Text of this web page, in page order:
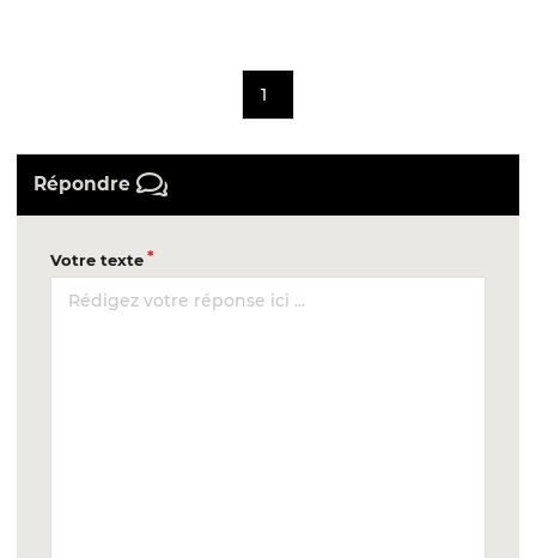
1
Répondre
Votre texte